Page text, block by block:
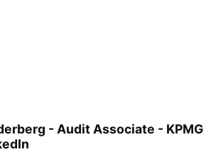
- Audit Associate - KPMG